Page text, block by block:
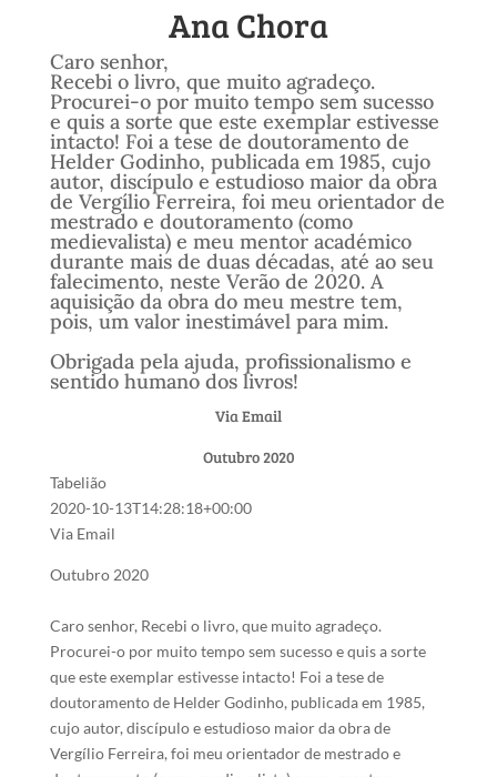
Ana Chora
Caro senhor,
Recebi o livro, que muito agradeço.
Procurei-o por muito tempo sem sucesso
e quis a sorte que este exemplar estivesse
intacto! Foi a tese de doutoramento de
Helder Godinho, publicada em 1985, cujo
autor, discípulo e estudioso maior da obra
de Vergílio Ferreira, foi meu orientador de
mestrado e doutoramento (como
medievalista) e meu mentor académico
durante mais de duas décadas, até ao seu
falecimento, neste Verão de 2020. A
aquisição da obra do meu mestre tem,
pois, um valor inestimável para mim.
Obrigada pela ajuda, profissionalismo e
sentido humano dos livros!
Via Email
Outubro 2020
Tabelião
2020-10-13T14:28:18+00:00
Via Email
Outubro 2020
Caro senhor, Recebi o livro, que muito agradeço.
Procurei-o por muito tempo sem sucesso e quis a sorte
que este exemplar estivesse intacto! Foi a tese de
doutoramento de Helder Godinho, publicada em 1985,
cujo autor, discípulo e estudioso maior da obra de
Vergílio Ferreira, foi meu orientador de mestrado e